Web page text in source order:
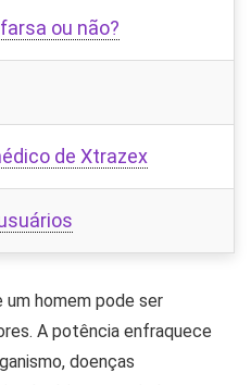
ou não?
de Xtrazex
um homem pode ser
A potência enfraquece
doenças